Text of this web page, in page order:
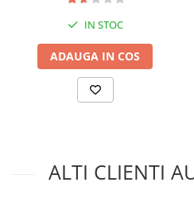
IN STOC
ADAUGA IN COS
ALTI CLIENTI